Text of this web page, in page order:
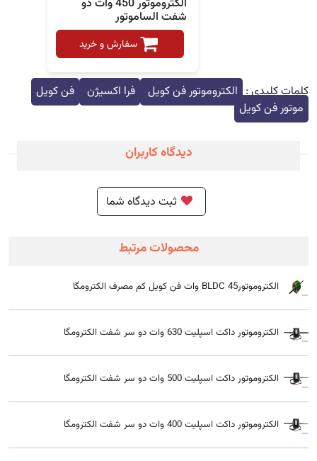
الکتروموتور 450 وات دو
شفت الساموتور
سفارش و خرید
کلمات کلیدی : الکتروموتور فن کویل فرا اکسیژن
فن کویل
موتور فن کویل
دیدگاه کاربران
ثبت دیدگاه شما
محصولات مرتبط
الکتروموتورBLDC 45 وات فن کویل کم مصرف الکترومگا
الکتروموتور داکت اسپلیت 630 وات دو سر شفت الکترومگا
الکتروموتور داکت اسپلیت 500 وات دو سر شفت الکترومگا
الکتروموتور داکت اسپلیت 400 وات دو سر شفت الکترومگا